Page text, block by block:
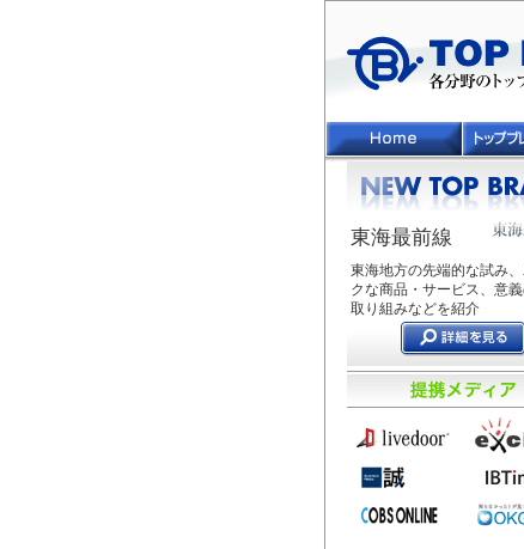
東海最前線
東海地方の先端的な試み
クな商品・サービス、意
取り組みなどを紹介